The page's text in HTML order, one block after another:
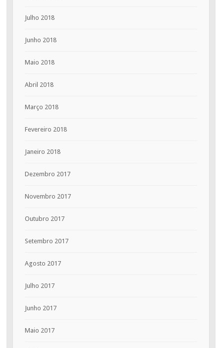
Julho 2018
Junho 2018
Maio 2018
Abril 2018
Março 2018
Fevereiro 2018
Janeiro 2018
Dezembro 2017
Novembro 2017
Outubro 2017
Setembro 2017
Agosto 2017
Julho 2017
Junho 2017
Maio 2017